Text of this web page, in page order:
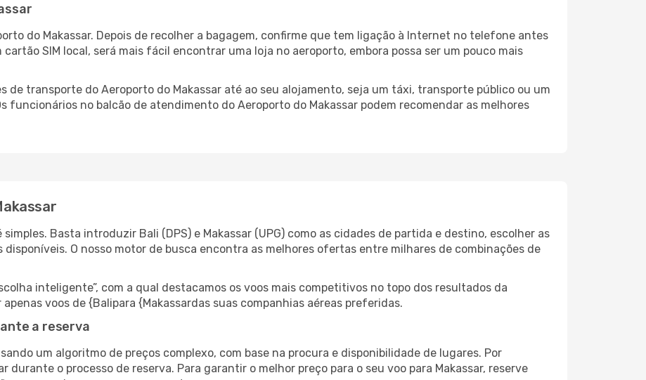
do Makassar. Depois de recolher a bagagem, confirme que tem ligação à Internet no telefone antes
SIM local, será mais fácil encontrar uma loja no aeroporto, embora possa ser um pouco mais
de transporte do Aeroporto do Makassar até ao seu alojamento, seja um táxi, transporte público ou um
funcionários no balcão de atendimento do Aeroporto do Makassar podem recomendar as melhores
Basta introduzir Bali (DPS) e Makassar (UPG) como as cidades de partida e destino, escolher as
disponíveis. O nosso motor de busca encontra as melhores ofertas entre milhares de combinações de
inteligente”, com a qual destacamos os voos mais competitivos no topo dos resultados da
voos de {Balipara {Makassardas suas companhias aéreas preferidas.
a reserva
um algoritmo de preços complexo, com base na procura e disponibilidade de lugares. Por
durante o processo de reserva. Para garantir o melhor preço para o seu voo para Makassar, reserve